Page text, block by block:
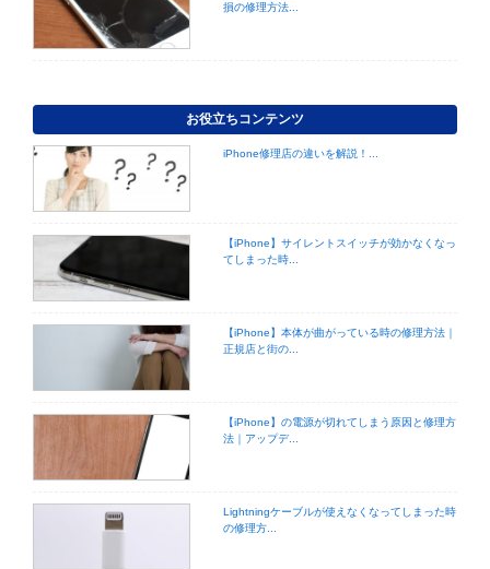
損の修理方法...
お役立ちコンテンツ
iPhone修理店の違いを解説！...
【iPhone】サイレントスイッチが効かなくなっ
てしまった時...
【iPhone】本体が曲がっている時の修理方法｜
正規店と街の...
【iPhone】の電源が切れてしまう原因と修理方
法｜アップデ...
Lightningケーブルが使えなくなってしまった時
の修理方...